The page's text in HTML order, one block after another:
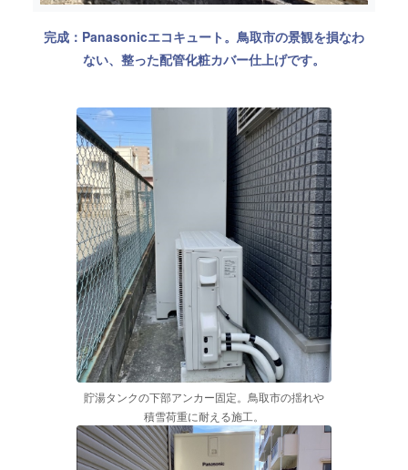
完成：Panasonicエコキュート。鳥取市の景観を損なわ
ない、整った配管化粧カバー仕上げです。
貯湯タンクの下部アンカー固定。鳥取市の揺れや
積雪荷重に耐える施工。